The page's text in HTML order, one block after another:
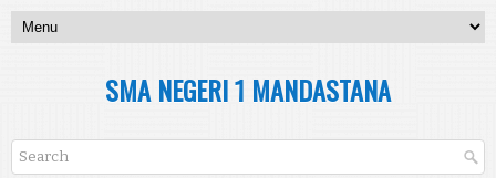
SMA NEGERI 1 MANDASTANA